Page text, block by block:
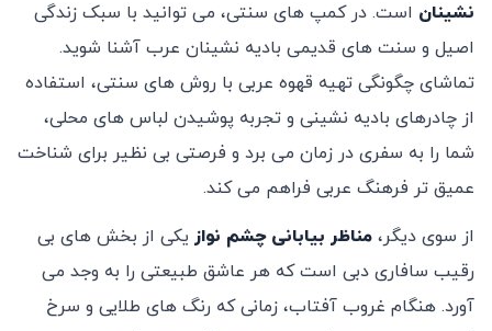
‌نشینان است. در کمپ‌ های سنتی، می ‌توانید با سبک زندگی
اصیل و سنت ‌های قدیمی بادیه ‌نشینان عرب آشنا شوید.
تماشای چگونگی تهیه قهوه عربی با روش ‌های سنتی، استفاده
از چادرهای بادیه ‌نشینی و تجربه پوشیدن لباس ‌های محلی،
شما را به سفری در زمان می ‌برد و فرصتی بی ‌نظیر برای شناخت
عمیق ‌تر فرهنگ عربی فراهم می ‌کند.
از سوی دیگر، مناظر بیابانی چشم‌ نواز یکی از بخش ‌های بی
‌رقیب سافاری دبی است که هر عاشق طبیعتی را به وجد می
‌آورد. هنگام غروب آفتاب، زمانی که رنگ‌ های طلایی و سرخ